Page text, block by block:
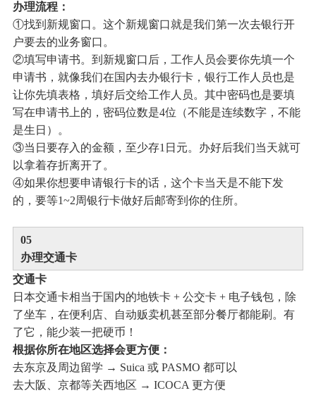
办理流程：
①找到新规窗口。这个新规窗口就是我们第一次去银行开
户要去的业务窗口。
②填写申请书。到新规窗口后，工作人员会要你先填一个
申请书，就像我们在国内去办银行卡，银行工作人员也是
让你先填表格，填好后交给工作人员。其中密码也是要填
写在申请书上的，密码位数是4位（不能是连续数字，不能
是生日）。
③当日要存入的金额，至少存1日元。办好后我们当天就可
以拿着存折离开了。
④如果你想要申请银行卡的话，这个卡当天是不能下发
的，要等1~2周银行卡做好后邮寄到你的住所。
05
办理交通卡
交通卡
日本交通卡相当于国内的地铁卡 + 公交卡 + 电子钱包，除
了坐车，在便利店、自动贩卖机甚至部分餐厅都能刷。有
了它，能少装一把硬币！
根据你所在地区选择会更方便：
去东京及周边留学 → Suica 或 PASMO 都可以
去大阪、京都等关西地区 → ICOCA 更方便